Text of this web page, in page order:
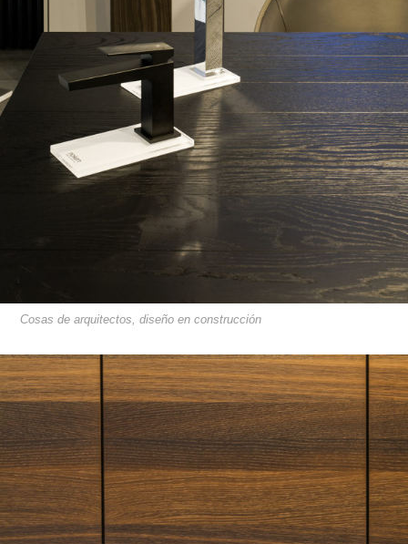
Cosas de arquitectos, diseño en construcción